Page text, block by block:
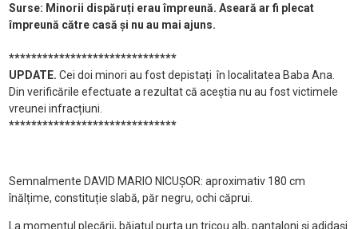
Surse: Minorii dispăruți erau împreună. Aseară ar fi plecat
împreună către casă și nu au mai ajuns.
******************************
UPDATE. Cei doi minori au fost depistați în localitatea Baba Ana.
Din verificările efectuate a rezultat că aceștia nu au fost victimele
vreunei infracțiuni.
******************************
Semnalmente DAVID MARIO NICUȘOR: aproximativ 180 cm
înălțime, constituție slabă, păr negru, ochi căprui.
La momentul plecării, băiatul purta un tricou alb, pantaloni și adidași